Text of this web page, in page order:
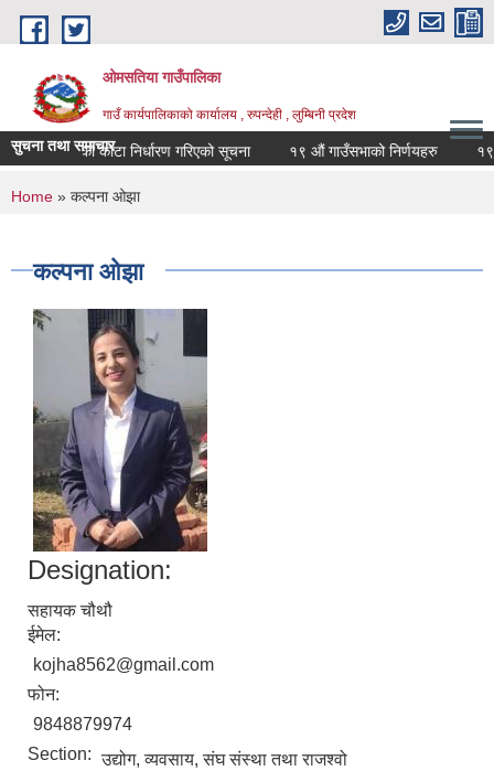
Skip to main content
ओमसतिया गाउँपालिका
गाउँ कार्यपालिकाको कार्यालय , रुपन्देही , लुम्बिनी प्रदेश
सुचना तथा समाचार
मलको कोटा निर्धारण गरिएको सूचना १९ औं गाउँसभाको निर्णयहरु १९ औं
You are here
Home » कल्पना ओझा
कल्पना ओझा
Designation:
सहायक चौथौ
ईमेल:
kojha8562@gmail.com
फोन:
9848879974
Section: उद्योग, व्यवसाय, संघ संस्था तथा राजश्वो